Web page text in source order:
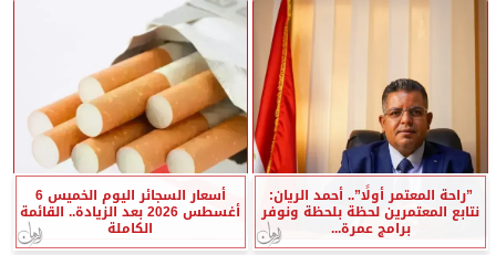
”راحة المعتمر أولًا”.. أحمد الريان:
نتابع المعتمرين لحظة بلحظة ونوفر
برامج عمرة...
أسعار السجائر اليوم الخميس 6
أغسطس 2026 بعد الزيادة.. القائمة
الكاملة